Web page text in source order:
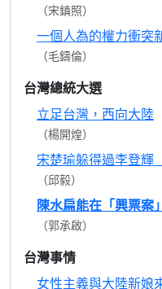
（宋鎮照）
一個人為的權力衝突
（毛鑄倫）
台灣總統大選
立足台灣，西向大陸
（楊開煌）
宋楚瑜躲得過李登輝
（邱毅）
陳水扁能在「興票案
（郭承啟）
台灣事情
女性主義與大陸新娘